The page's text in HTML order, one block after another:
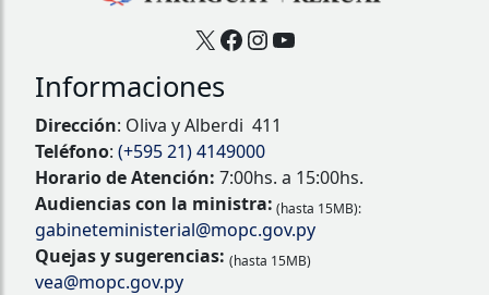
X Facebook
Instagram
YouTube
Informaciones
Dirección: Oliva y Alberdi 411
Teléfono: (+595 21) 4149000
Horario de Atención: 7:00hs. a 15:00hs.
Audiencias con la ministra: (hasta 15MB):
gabineteministerial@mopc.gov.py
Quejas y sugerencias: (hasta 15MB)
vea@mopc.gov.py